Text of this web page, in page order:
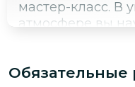
мастер-класс. В
атмосфере вы
настоящий
многом
Обязательные